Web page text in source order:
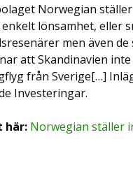
Norwegian
lönsamhet, eller
men även
att Skandinavien
från Sverige[…]
Investeringar.
här: Norwegian ställer